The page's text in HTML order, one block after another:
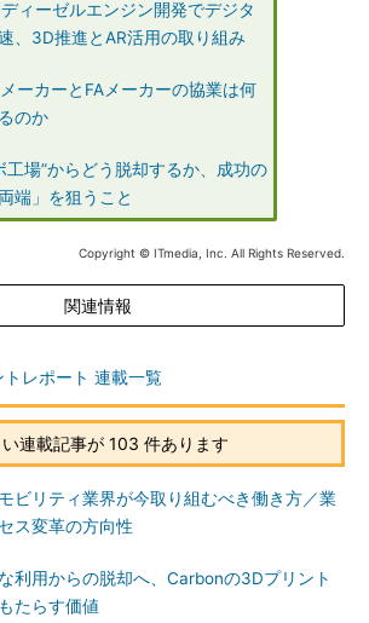
ィーゼルエンジン開発でデジタ
、3D推進とAR活用の取り組み
ーカーとFAメーカーの協業は何
のか
工場”からどう脱却するか、成功の
端」を狙うこと
Copyright © ITmedia, Inc. All Rights Reserved.
関連情報
トレポート 連載一覧
連載記事が 103 件あります
ビリティ業界が今取り組むべき働き方／業
ス変革の方向性
利用からの脱却へ、Carbonの3Dプリント
たらす価値